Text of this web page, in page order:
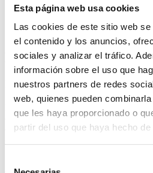
Esta página web usa cookies
Las cookies de este sitio web
el contenido y los anuncios,
sociales y analizar el tráfico.
información sobre el uso que
nuestros partners de redes
web, quienes pueden
que les haya proporcionado o
partir del uso que haya hecho
*Selecciona la fecha de inicio de la
Más información
Metodología
Introducción
Este curso forma parte de la
nueva
colaboración con AIN(Asociación de
enmarca en nuestro compromiso por
españoles para desempeñar las